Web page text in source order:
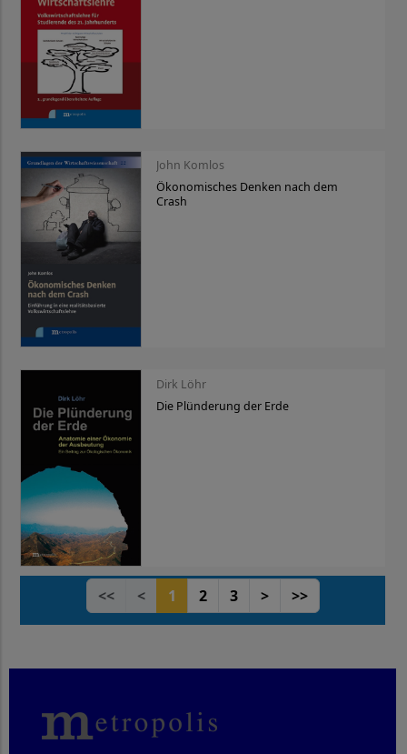
John Komlos
Ökonomisches Denken nach dem
Crash
Dirk Löhr
Die Plünderung der Erde
<< < 1 2 3 > >>